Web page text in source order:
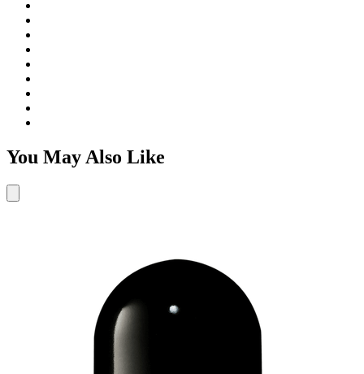
You May Also Like